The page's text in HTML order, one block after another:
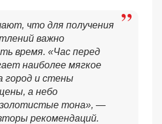
что для получения
важно
время. «Час перед
наиболее мягкое
город и стены
а небо
тона», —
рекомендаций.